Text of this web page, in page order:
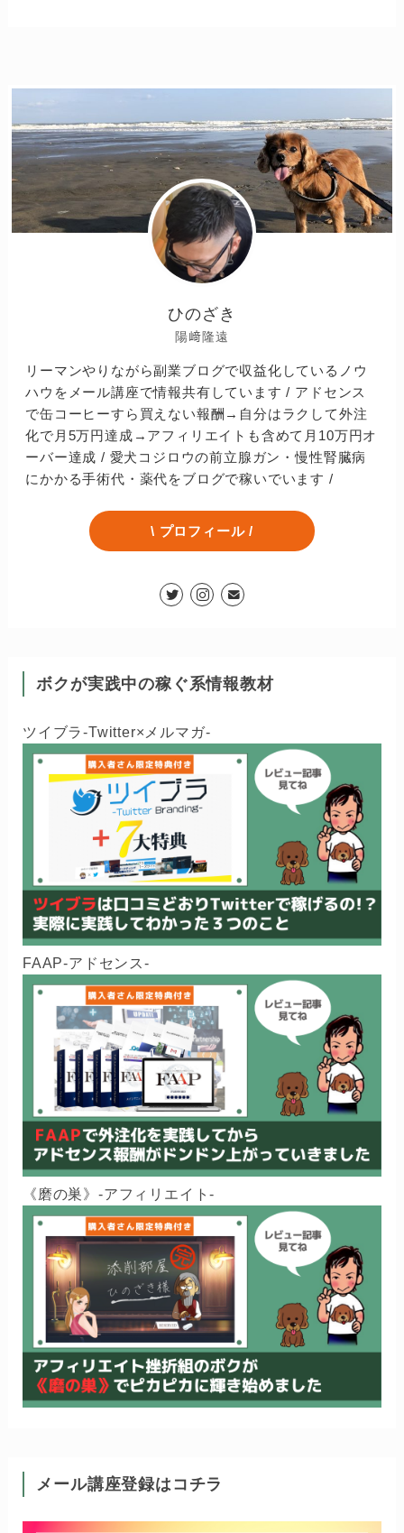
ひのざき
陽﨑隆遠
リーマンやりながら副業ブログで収益化しているノウ
ハウをメール講座で情報共有しています / アドセンス
で缶コーヒーすら買えない報酬→自分はラクして外注
化で月5万円達成→アフィリエイトも含めて月10万円オ
ーバー達成 / 愛犬コジロウの前立腺ガン・慢性腎臓病
にかかる手術代・薬代をブログで稼いでいます /
\ プロフィール /
ボクが実践中の稼ぐ系情報教材
ツイブラ-Twitter×メルマガ-
FAAP-アドセンス-
《磨の巣》-アフィリエイト-
メール講座登録はコチラ